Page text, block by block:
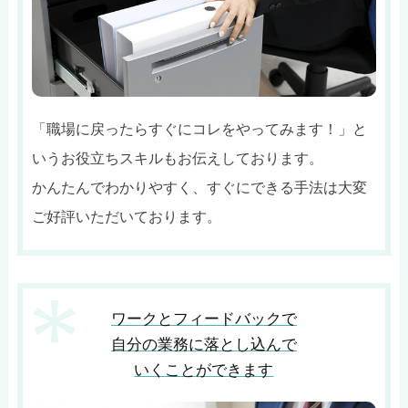
「職場に戻ったらすぐにコレをやってみます！」と
いうお役立ちスキルもお伝えしております。
かんたんでわかりやすく、すぐにできる手法は大変
ご好評いただいております。
ワークとフィードバックで
自分の業務に落とし込んで
いくことができます